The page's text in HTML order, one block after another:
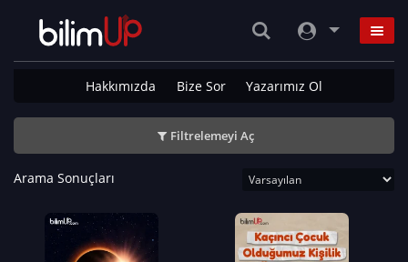
Hakkımızda Bize Sor Yazarımız Ol
Filtrelemeyi Aç
Arama Sonuçları